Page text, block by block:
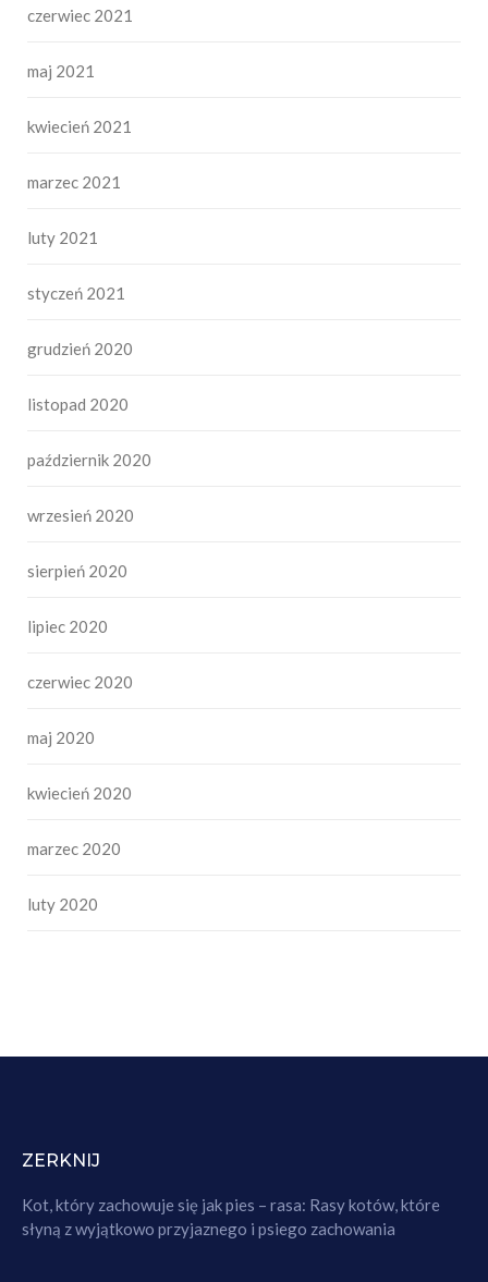
czerwiec 2021
maj 2021
kwiecień 2021
marzec 2021
luty 2021
styczeń 2021
grudzień 2020
listopad 2020
październik 2020
wrzesień 2020
sierpień 2020
lipiec 2020
czerwiec 2020
maj 2020
kwiecień 2020
marzec 2020
luty 2020
ZERKNIJ
Kot, który zachowuje się jak pies – rasa: Rasy kotów, które
słyną z wyjątkowo przyjaznego i psiego zachowania